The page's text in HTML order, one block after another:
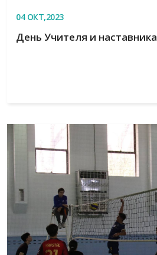
04ОКТ,2023
День Учителя и наставника